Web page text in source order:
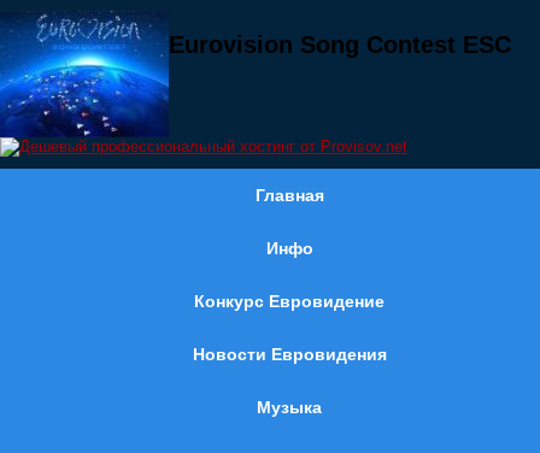
Eurovision Song Contest ESC
Главная
Инфо
Конкурс Евровидение
Новости Евровидения
Музыка